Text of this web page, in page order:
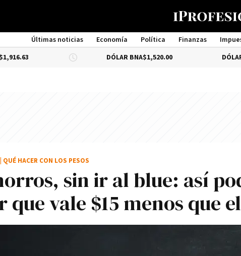
Últimas noticias Economía Política Finanzas
DÓLAR BNA$1,520.00 DÓLAR BLUE-
sin ir al blue: así
que vale $15 menos que
QUÉ HACER CON LOS PESOS